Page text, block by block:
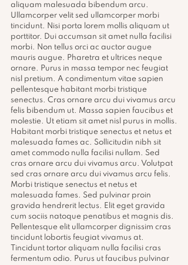
aliquam malesuada bibendum arcu.
Ullamcorper velit sed ullamcorper morbi
tincidunt. Nisi porta lorem mollis aliquam ut
porttitor. Dui accumsan sit amet nulla facilisi
morbi. Non tellus orci ac auctor augue
mauris augue. Pharetra et ultrices neque
ornare. Purus in massa tempor nec feugiat
nisl pretium. A condimentum vitae sapien
pellentesque habitant morbi tristique
senectus. Cras ornare arcu dui vivamus arcu
felis bibendum ut. Massa sapien faucibus et
molestie. Ut etiam sit amet nisl purus in mollis.
Habitant morbi tristique senectus et netus et
malesuada fames ac. Sollicitudin nibh sit
amet commodo nulla facilisi nullam. Sed
cras ornare arcu dui vivamus arcu. Volutpat
sed cras ornare arcu dui vivamus arcu felis.
Morbi tristique senectus et netus et
malesuada fames. Sed pulvinar proin
gravida hendrerit lectus. Elit eget gravida
cum sociis natoque penatibus et magnis dis.
Pellentesque elit ullamcorper dignissim cras
tincidunt lobortis feugiat vivamus at.
Tincidunt tortor aliquam nulla facilisi cras
fermentum odio. Purus ut faucibus pulvinar